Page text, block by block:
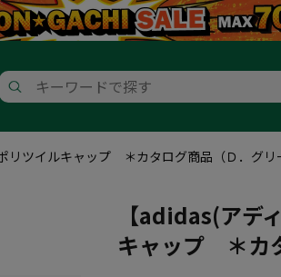
リツイルキャップ ＊カタログ商品（Ｄ．グリ
【adidas(アデ
キャップ ＊カ